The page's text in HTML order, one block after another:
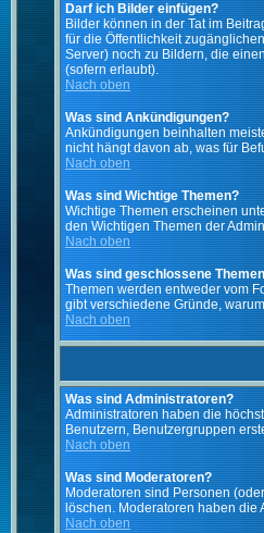
Darf ich Bilder einfügen?
Bilder können in der Tat im
für die Öffentlichkeit
Server) noch zu Bildern, die
(sofern erlaubt).
Nach oben
Was sind Ankündigungen?
Ankündigungen beinhalten
nicht hängt davon ab, was für
Nach oben
Was sind Wichtige Themen?
Wichtige Themen erscheinen
den Wichtigen Themen der
Nach oben
Was sind geschlossene
Themen werden entweder vom
gibt verschiedene Gründe,
Nach oben
Was sind Administratoren?
Administratoren haben die
Benutzern, Benutzergruppen
Nach oben
Was sind Moderatoren?
Moderatoren sind Personen
löschen. Moderatoren haben
Nach oben